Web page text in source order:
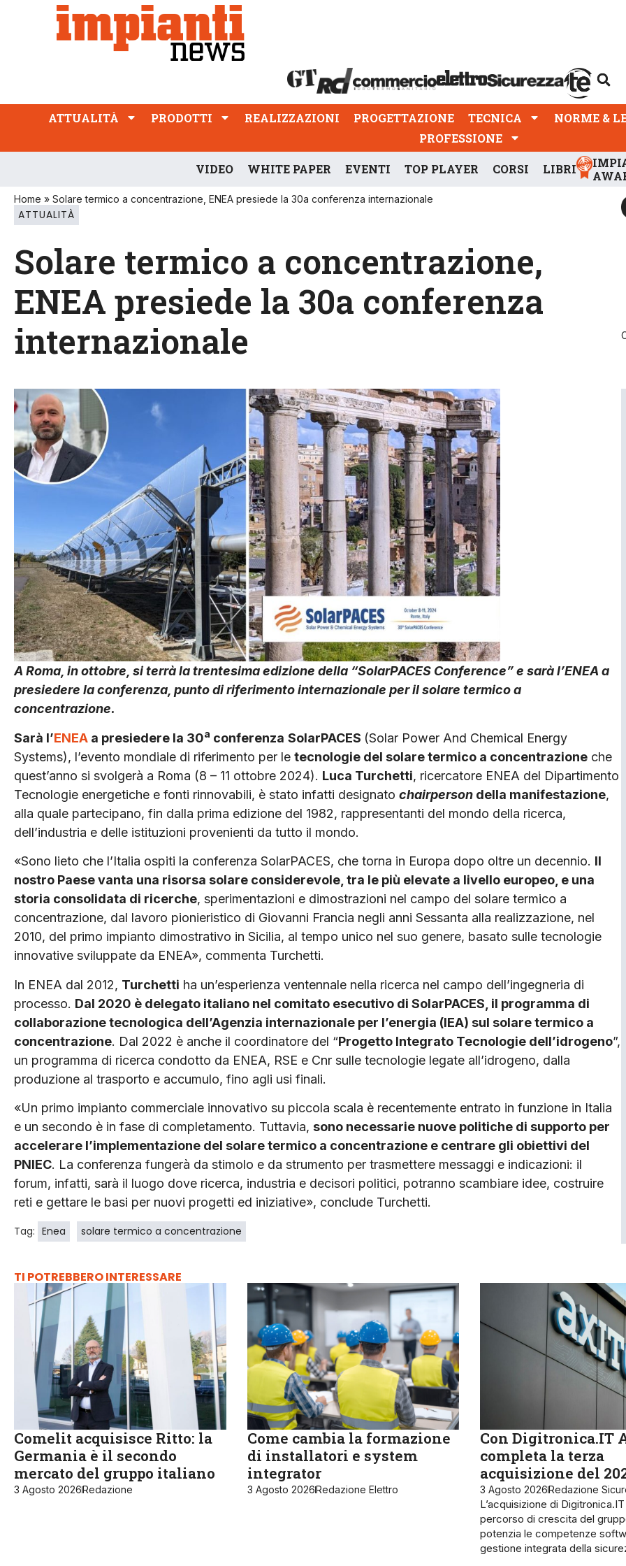
ATTUALITÀ PRODOTTI REALIZZAZIONI
PROFESSIONE
ATTUALITÀ PRODOTTI REALIZZAZIONI PROGETTAZIONE TECNICA NORME &
PROFESSIONE
VIDEO WHITE PAPER EVENTI TOP PLAYER CORSI LIBRI
Home » Solare termico a concentrazione, ENEA presiede la 30a conferenza internazionale
ATTUALITÀ
Solare termico a concentrazione,
ENEA presiede la 30a conferenza
internazionale
A Roma, in ottobre, si terrà la trentesima edizione della “SolarPACES Conference” e sarà l’ENEA a
presiedere la conferenza, punto di riferimento internazionale per il solare termico a
concentrazione.
Sarà l’ENEA a presiedere la 30a conferenza SolarPACES (Solar Power And Chemical Energy
Systems), l’evento mondiale di riferimento per le tecnologie del solare termico a concentrazione che
quest’anno si svolgerà a Roma (8 – 11 ottobre 2024). Luca Turchetti, ricercatore ENEA del Dipartimento
Tecnologie energetiche e fonti rinnovabili, è stato infatti designato chairperson della manifestazione,
alla quale partecipano, fin dalla prima edizione del 1982, rappresentanti del mondo della ricerca,
dell’industria e delle istituzioni provenienti da tutto il mondo.
«Sono lieto che l’Italia ospiti la conferenza SolarPACES, che torna in Europa dopo oltre un decennio. Il
nostro Paese vanta una risorsa solare considerevole, tra le più elevate a livello europeo, e una
storia consolidata di ricerche, sperimentazioni e dimostrazioni nel campo del solare termico a
concentrazione, dal lavoro pionieristico di Giovanni Francia negli anni Sessanta alla realizzazione, nel
2010, del primo impianto dimostrativo in Sicilia, al tempo unico nel suo genere, basato sulle tecnologie
innovative sviluppate da ENEA», commenta Turchetti.
In ENEA dal 2012, Turchetti ha un’esperienza ventennale nella ricerca nel campo dell’ingegneria di
processo. Dal 2020 è delegato italiano nel comitato esecutivo di SolarPACES, il programma di
collaborazione tecnologica dell’Agenzia internazionale per l’energia (IEA) sul solare termico a
concentrazione. Dal 2022 è anche il coordinatore del “Progetto Integrato Tecnologie dell’idrogeno”,
un programma di ricerca condotto da ENEA, RSE e Cnr sulle tecnologie legate all’idrogeno, dalla
produzione al trasporto e accumulo, fino agli usi finali.
«Un primo impianto commerciale innovativo su piccola scala è recentemente entrato in funzione in Italia
e un secondo è in fase di completamento. Tuttavia, sono necessarie nuove politiche di supporto per
accelerare l’implementazione del solare termico a concentrazione e centrare gli obiettivi del
PNIEC. La conferenza fungerà da stimolo e da strumento per trasmettere messaggi e indicazioni: il
forum, infatti, sarà il luogo dove ricerca, industria e decisori politici, potranno scambiare idee, costruire
reti e gettare le basi per nuovi progetti ed iniziative», conclude Turchetti.
Tag: Enea solare termico a concentrazione
TI POTREBBERO INTERESSARE
Comelit acquisisce Ritto: la
Germania è il secondo
mercato del gruppo italiano
3 Agosto 2026Redazione
Come cambia la formazione
di installatori e system
integrator
3 Agosto 2026Redazione Elettro
Con Digitronica.IT
completa la terza
acquisizione del
3 Agosto 2026Redazione
L’acquisizione di
percorso di crescita del
potenzia le competenze
gestione integrata della